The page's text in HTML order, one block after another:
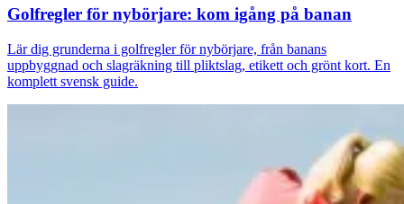
Golfregler för nybörjare: kom igång på banan
Lär dig grunderna i golfregler för nybörjare, från banans
uppbyggnad och slagräkning till pliktslag, etikett och grönt kort. En
komplett svensk guide.